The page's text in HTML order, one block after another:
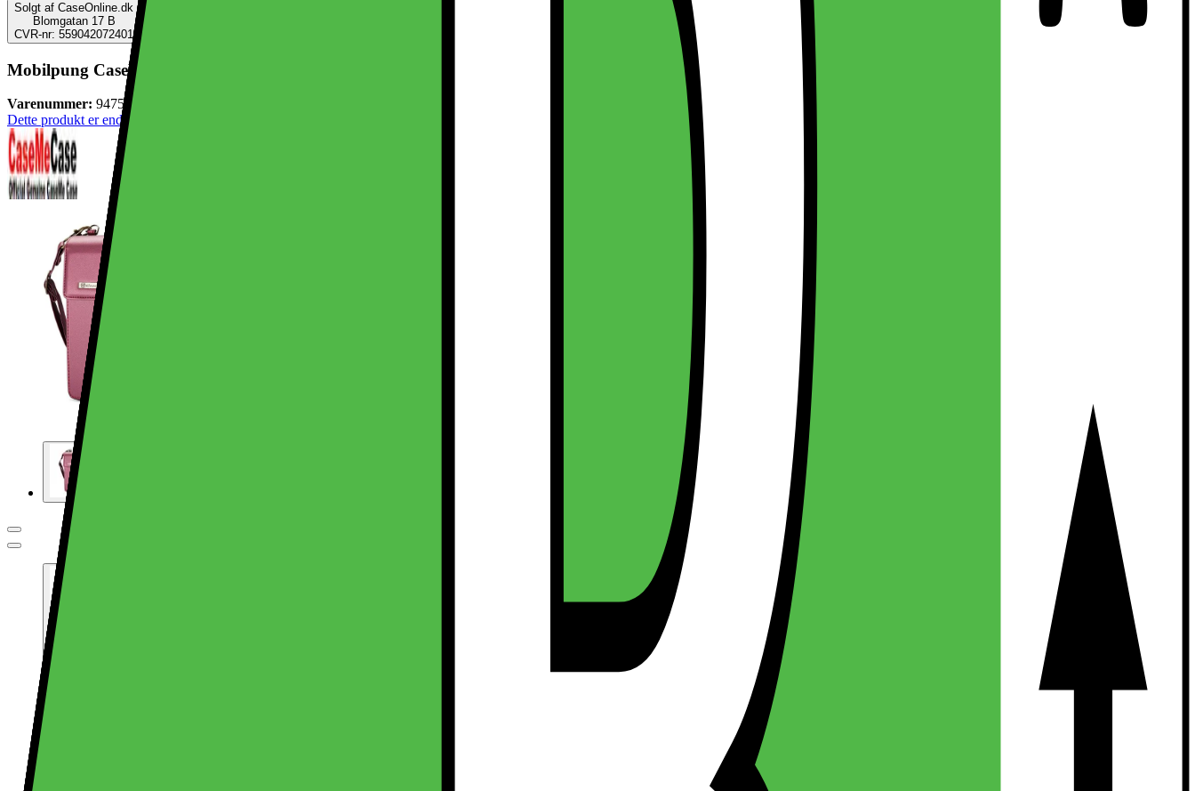
Solgt af CaseOnline.dk
Blomgatan 17 B
CVR-nr: 559042072401
Mobilpung CaseMe ME50 Samsung Galaxy Z Fold 7 - Dragon Fruit
Varenummer: 947539
Dette produkt er endnu ikke blevet bedømt.